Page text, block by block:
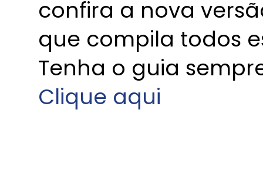
confira a nova
que compila todos
Tenha o guia
Clique aqui